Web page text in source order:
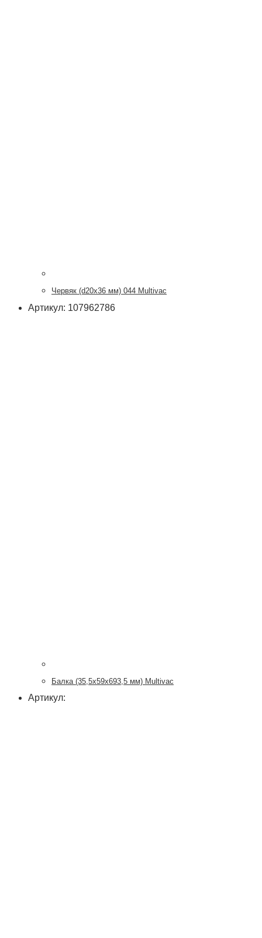
Червяк (d20х36 мм) 044 Multivac
Артикул: 107962786
Балка (35,5х59х693,5 мм) Multivac
Артикул: